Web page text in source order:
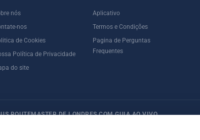
nós
nos
de Cookies
Política de Privacidade
do site
Aplicativo
Termos e Condições
Pagina de Perguntas
Frequentes
ROUTEMASTER DE LONDRES COM GUIA AO VIVO